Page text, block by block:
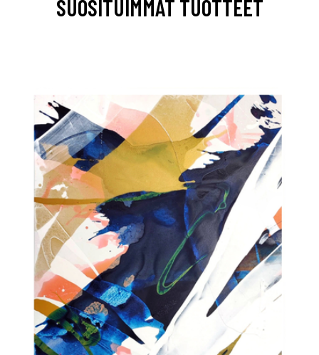
SUOSITUIMMAT TUOTTEET